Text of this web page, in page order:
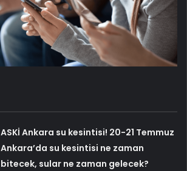
ASKİ Ankara su kesintisi! 20-21 Temmuz
Ankara’da su kesintisi ne zaman
bitecek, sular ne zaman gelecek?